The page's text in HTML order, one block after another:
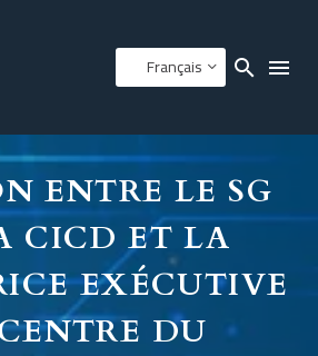
Français
ENTRE LE SG
CICD ET LA
EXÉCUTIVE
DU